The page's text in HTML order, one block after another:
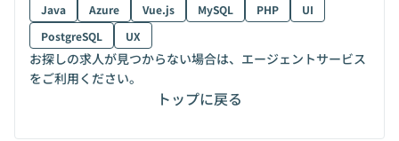
Java
Azure Vue.js MySQL PHP
UI
PostgreSQL
UX
お探しの求人が見つからない場合は、エージェントサービス
をご利用ください。
トップに戻る